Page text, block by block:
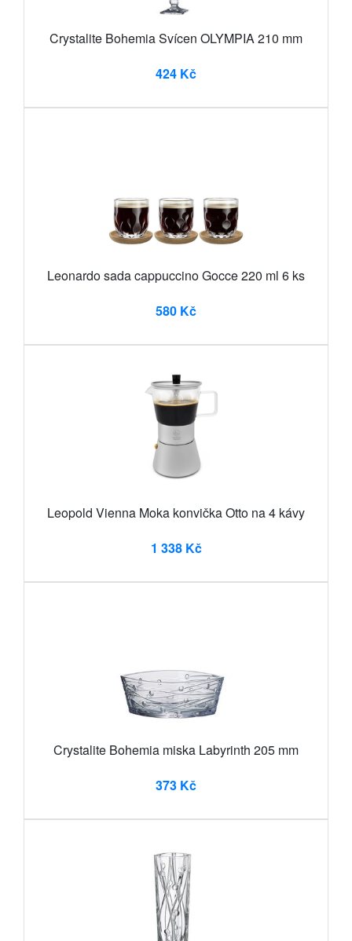
Crystalite Bohemia Svícen OLYMPIA 210 mm
424 Kč
Leonardo sada cappuccino Gocce 220 ml 6 ks
580 Kč
Leopold Vienna Moka konvička Otto na 4 kávy
1 338 Kč
Crystalite Bohemia miska Labyrinth 205 mm
373 Kč